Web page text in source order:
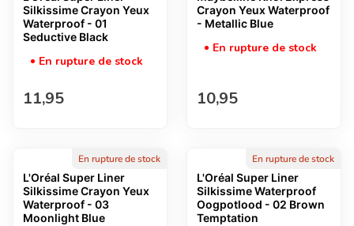
Silkissime Crayon Yeux
Waterproof - 01
Seductive Black
En rupture de stock
Prix normal
11,95
Crayon Yeux Waterproof
- Metallic Blue
En rupture de stock
Prix normal
10,95
En rupture de stock
L'Oréal Super Liner
Silkissime Crayon Yeux
Waterproof - 03
Moonlight Blue
En rupture de stock
L'Oréal Super Liner
Silkissime Waterproof
Oogpotlood - 02 Brown
Temptation